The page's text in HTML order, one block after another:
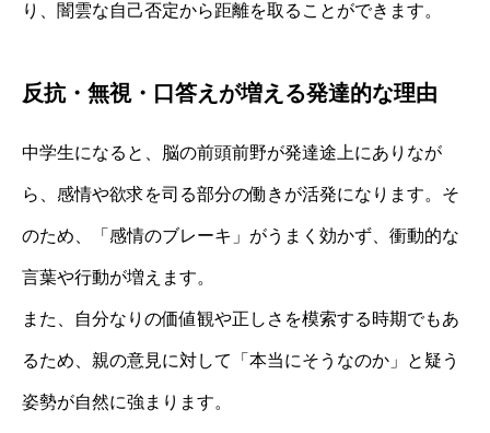
り、闇雲な自己否定から距離を取ることができます。
反抗・無視・口答えが増える発達的な理由
中学生になると、脳の前頭前野が発達途上にありなが
ら、感情や欲求を司る部分の働きが活発になります。そ
のため、「感情のブレーキ」がうまく効かず、衝動的な
言葉や行動が増えます。
また、自分なりの価値観や正しさを模索する時期でもあ
るため、親の意見に対して「本当にそうなのか」と疑う
姿勢が自然に強まります。